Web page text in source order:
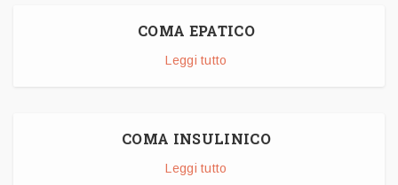
COMA EPATICO
Leggi tutto
COMA INSULINICO
Leggi tutto